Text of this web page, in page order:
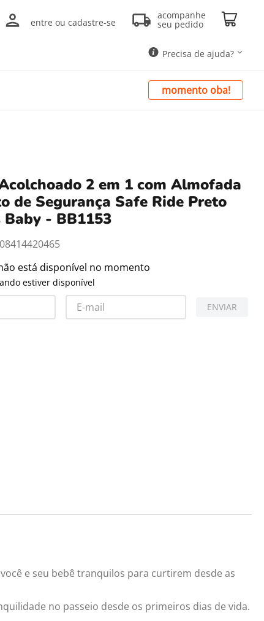
entre ou cadastre-se
acompanhe
seu pedido
Precisa de ajuda?
momento oba!
2 em 1 com Almofada
de Segurança Safe Ride Preto
- BB1153
está disponível no momento
estiver disponível
ENVIAR
e seu bebê tranquilos para curtirem desde as
no passeio desde os primeiros dias de vida.